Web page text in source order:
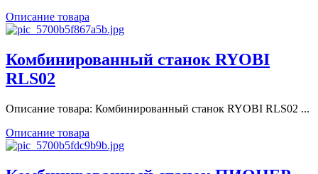
Описание товара
Комбинированный станок RYOBI
RLS02
Описание товара: Комбинированный станок RYOBI RLS02 ...
Описание товара